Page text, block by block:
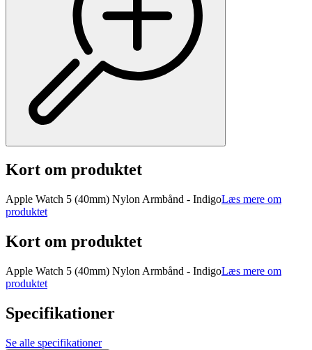
Kort om produktet
Apple Watch 5 (40mm) Nylon Armbånd - IndigoLæs mere om
produktet
Kort om produktet
Apple Watch 5 (40mm) Nylon Armbånd - IndigoLæs mere om
produktet
Specifikationer
Se alle specifikationer